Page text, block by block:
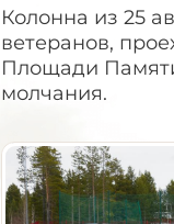
Колонна из 25
ветеранов,
Площади
молчания.